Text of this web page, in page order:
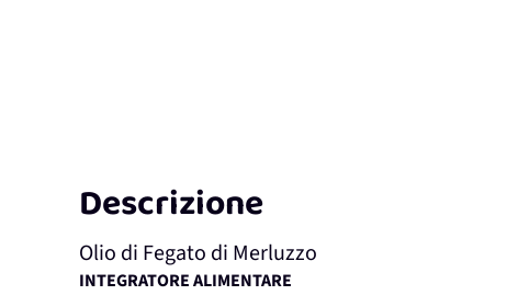
Descrizione
Olio di Fegato di Merluzzo
INTEGRATORE ALIMENTARE